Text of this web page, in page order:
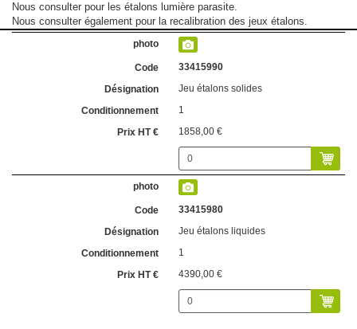
Nous consulter pour les étalons lumière parasite.
Nous consulter également pour la recalibration des jeux étalons.
33415990
Jeu étalons solides
1
1858,00 €
33415980
Jeu étalons liquides
1
4390,00 €